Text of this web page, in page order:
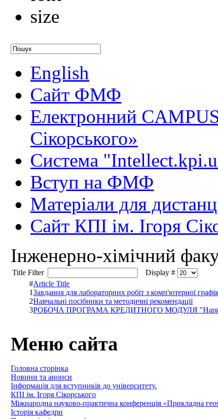
English
Сайт ФМФ
Електронний
Сікорського»
Система
Вступ на ФМФ
Матеріали для
Сайт КПІ ім. Ігоря
Інженерно-хiмiчний
Title Filter
Display #
#Article Title
1Завдання для лабораторних робіт з комп'ютерної
2Навчальні посібники та методичні рекомендації
3РОБОЧА ПРОГРАМА КРЕДИТНОГО МОДУЛЯ
Меню сайта
Головна сторінка
Новини та анонси
Інформація для вступників до університету.
КПІ ім. Ігоря Сікорського
Міжнародна науково-практична конференція «Прикладна
Історія кафедри